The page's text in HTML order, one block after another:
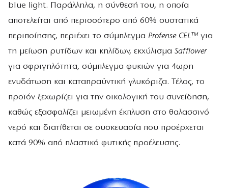
blue light. Παράλληλα, η σύνθεσή του, η οποία
αποτελείται από περισσότερο από 60% συστατικά
περιποίησης, περιέχει το σύμπλεγμα Profense CEL™ για
τη μείωση ρυτίδων και κηλίδων, εκχύλισμα Safflower
για σφριγηλότητα, σύμπλεγμα φυκιών για 4ωρη
ενυδάτωση και καταπραϋντική γλυκόριζα. Τέλος, το
προϊόν ξεχωρίζει για την οικολογική του συνείδηση,
καθώς εξασφαλίζει μειωμένη έκπλυση στο θαλασσινό
νερό και διατίθεται σε συσκευασία που προέρχεται
κατά 90% από πλαστικό φυτικής προέλευσης.